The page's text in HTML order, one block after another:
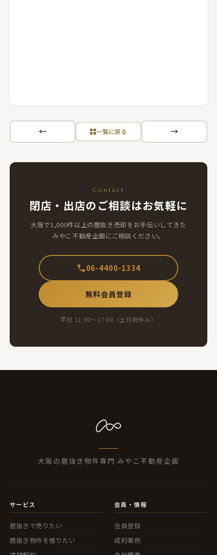
← 一覧に戻る →
Contact
閉店・出店のご相談はお気軽に
大阪で1,000件以上の居抜き売却をお手伝いしてきた
みやこ不動産企画にご相談ください。
06-4400-1334
無料会員登録
平日 11:00〜17:00（土日祝休み）
大阪の居抜き物件専門 みやこ不動産企画
サービス
居抜きで売りたい
居抜き物件を借りたい
会員・情報
会員登録
成約事例